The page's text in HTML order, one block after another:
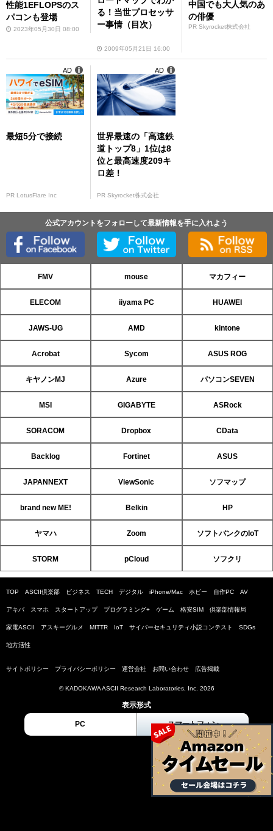
性能1EFLOPSのス
パコンも登場
2023年05月30日 08:00
る！当世プロセッサ
ー事情（目次）
2009年05月21日 16:00
中国でも大人気のあ
の俳優
PR Skyrocket株式会社
最短5分で接続
PR LotusFlare Inc
AD
世界最速の「高速鉄
道トップ8」1位は8
位と最高速度209キ
ロ差！
PR Skyrocket株式会社
AD
公式アカウントをフォローして最新情報を手に入れよう
FMV mouse マカフィー
ELECOM iiyama PC HUAWEI
JAWS-UG AMD kintone
Acrobat Sycom ASUS ROG
キヤノンMJ Azure パソコンSEVEN
MSI GIGABYTE ASRock
SORACOM Dropbox CData
Backlog Fortinet ASUS
JAPANNEXT ViewSonic ソフマップ
brand new ME! Belkin HP
ヤマハ Zoom ソフトバンクのIoT
STORM pCloud ソフクリ
TOP ASCII倶楽部 ビジネス TECH デジタル iPhone/Mac ホビー 自作PC AV
アキバ スマホ スタートアップ プログラミング+ ゲーム 格安SIM 倶楽部情報局
家電ASCII アスキーグルメ MITTR IoT サイバーセキュリティ小説コンテスト SDGs
地方活性
サイトポリシー プライバシーポリシー 運営会社 お問い合わせ 広告掲載
© KADOKAWA ASCII Research Laboratories, Inc. 2026
表示形式
PC スマートフォン